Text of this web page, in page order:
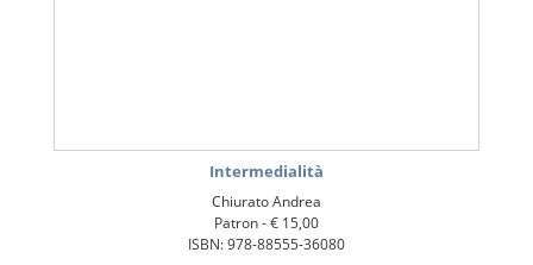
Intermedialità
Chiurato Andrea
Patron -€ 15,00
ISBN: 978-88555-36080